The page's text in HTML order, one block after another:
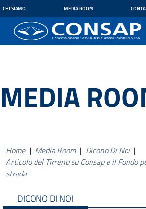
CHI SIAMO MEDIA ROOM
MEDIA
Home | Media Room | Dicono Di Noi |
Articolo del Tirreno su Consap e il Fondo
strada
DICONO DI NOI